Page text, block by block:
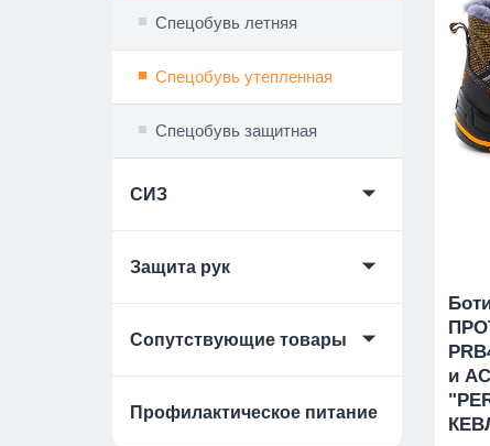
Спецобувь летняя
Спецобувь утепленная
Спецобувь защитная
СИЗ 🞃
Защита рук 🞃
Сопутствующие товары 🞃
Профилактическое питание
и